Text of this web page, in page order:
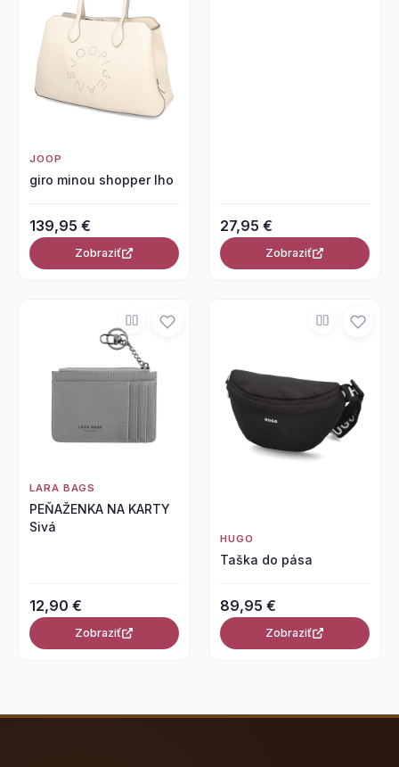
JOOP
giro minou shopper lho
139,95 €
Zobraziť
27,95 €
Zobraziť
LARA BAGS
PEŇAŽENKA NA KARTY
Sivá
12,90 €
Zobraziť
HUGO
Taška do pása
89,95 €
Zobraziť